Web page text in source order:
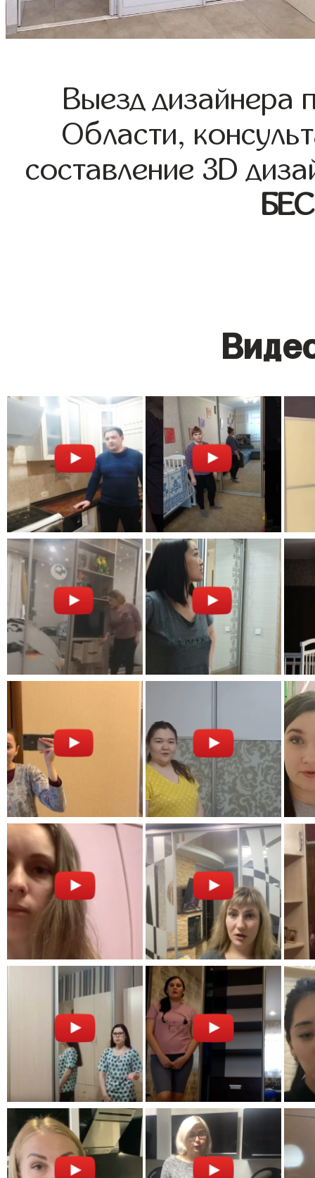
Выезд дизайнера
Области,
составление 3D